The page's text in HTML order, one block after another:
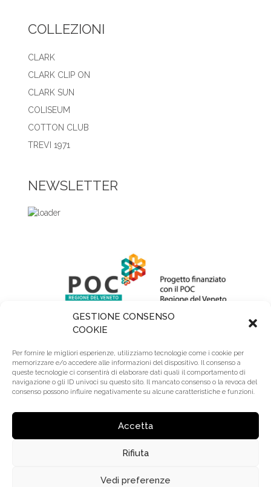
GESTIONE CONSENSO
COOKIE
Per fornire le migliori esperienze, utilizziamo tecnologie come i cookie per
memorizzare e/o accedere alle informazioni del dispositivo. Il consenso a
queste tecnologie ci consentirà di elaborare dati quali il comportamento di
navigazione o gli ID univoci su questo sito. Il mancato consenso o la revoca del
consenso possono influire negativamente su alcune caratteristiche e funzioni.
Accetta
Rifiuta
Vedi preferenze
COLLEZIONI
CLARK
CLARK CLIP ON
CLARK SUN
COLISEUM
COTTON CLUB
TREVI 1971
NEWSLETTER
Cap. Sociale: 110.000 € Lv. | Riserve: 2.200.000 €
Made byLarin